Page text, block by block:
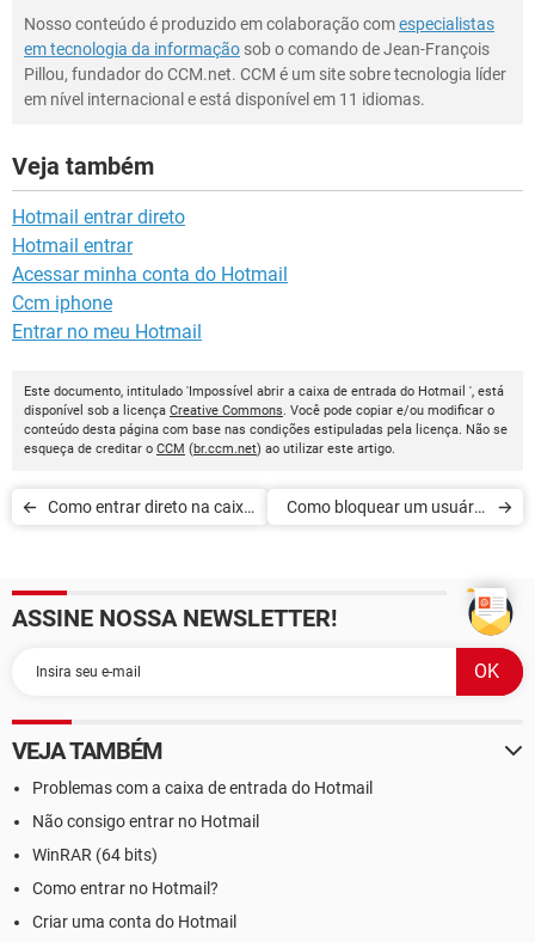
Nosso conteúdo é produzido em colaboração comespecialistas
em tecnologia da informação sob o comando de Jean-François
Pillou, fundador do CCM.net. CCM é um site sobre tecnologia líder
em nível internacional e está disponível em 11 idiomas.
Veja também
Hotmail entrar direto
Hotmail entrar
Acessar minha conta do Hotmail
Ccm iphone
Entrar no meu Hotmail
Este documento, intitulado 'Impossível abrir a caixa de entrada do Hotmail ', está
disponível sob a licença Creative Commons. Você pode copiar e/ou modificar o
conteúdo desta página com base nas condições estipuladas pela licença. Não se
esqueça de creditar o CCM (br.ccm.net) ao utilizar este artigo.
Como entrar direto na caixa
Como bloquear um usuário
ASSINE NOSSA NEWSLETTER!
VEJA TAMBÉM
Problemas com a caixa de entrada do Hotmail
Não consigo entrar no Hotmail
WinRAR (64 bits)
Como entrar no Hotmail?
Criar uma conta do Hotmail